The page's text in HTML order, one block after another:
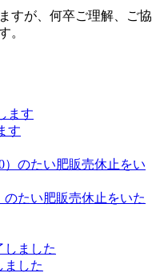
すが、何卒ご理解、ご協
。
す
のたい肥販売休止をいた
ました